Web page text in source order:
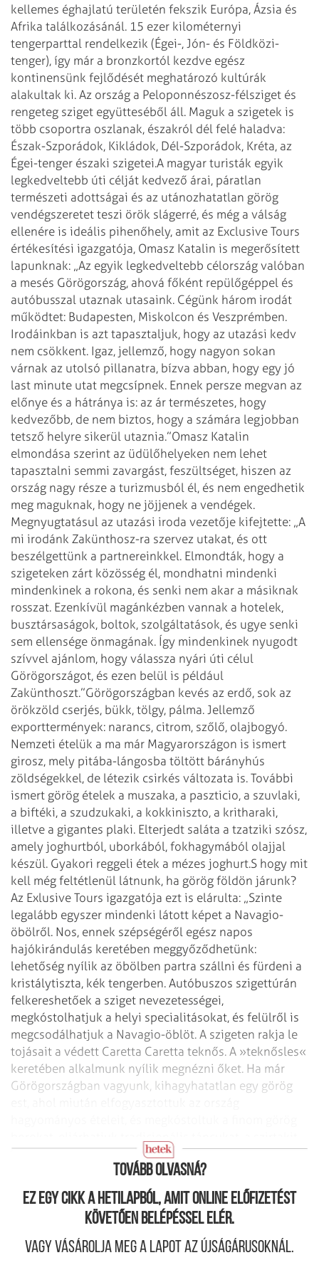
kellemes éghajlatú területén fekszik Európa, Ázsia és
Afrika találkozásánál. 15 ezer kilométernyi
tengerparttal rendelkezik (Égei-, Jón- és Földközi-
tenger), így már a bronzkortól kezdve egész
kontinensünk fejlődését meghatározó kultúrák
alakultak ki. Az ország a Peloponnészosz-félsziget és
rengeteg sziget együtteséből áll. Maguk a szigetek is
több csoportra oszlanak, északról dél felé haladva:
Észak-Szporádok, Kikládok, Dél-Szporádok, Kréta, az
Égei-tenger északi szigetei.A magyar turisták egyik
legkedveltebb úti célját kedvező árai, páratlan
természeti adottságai és az utánozhatatlan görög
vendégszeretet teszi örök slágerré, és még a válság
ellenére is ideális pihenőhely, amit az Exclusive Tours
értékesítési igazgatója, Omasz Katalin is megerősített
lapunknak: „Az egyik legkedveltebb célország valóban
a mesés Görögország, ahová főként repülő­géppel és
autóbusszal utaznak utasaink. Cégünk három irodát
működtet: Budapesten, Miskolcon és Veszprémben.
Irodáinkban is azt tapasztaljuk, hogy az utazási kedv
nem csökkent. Igaz, jellemző, hogy nagyon sokan
várnak az utolsó pillanatra, bízva abban, hogy egy jó
last minute utat megcsípnek. Ennek persze megvan az
előnye és a hátránya is: az ár természetes, hogy
kedvezőbb, de nem biztos, hogy a számára legjobban
tetsző helyre sikerül utaznia.”Omasz Katalin
elmondása szerint az üdülőhelyeken nem lehet
tapasztalni semmi zavargást, feszültséget, hiszen az
ország nagy része a turizmusból él, és nem engedhetik
meg maguknak, hogy ne jöjjenek a vendégek.
Megnyugtatásul az utazási iroda vezetője kifejtette: „A
mi irodánk Zakünthosz-ra szervez utakat, és ott
beszélgettünk a partnereinkkel. Elmondták, hogy a
szigeteken zárt közösség él, mondhatni mindenki
mindenkinek a rokona, és senki nem akar a másiknak
rosszat. Ezenkívül magánkézben vannak a hotelek,
busztársaságok, boltok, szolgáltatások, és ugye senki
sem ellensége önmagának. Így mindenkinek nyugodt
szívvel ajánlom, hogy válassza nyári úti célul
Görögországot, és ezen belül is például
Zakünthoszt.”Görögországban kevés az erdő, sok az
örökzöld cserjés, bükk, tölgy, pálma. Jellemző
exporttermények: narancs, citrom, szőlő, olajbogyó.
Nemzeti ételük a ma már Magyarországon is ismert
girosz, mely pitába-lángosba töltött bárányhús
zöldségekkel, de létezik csirkés változata is. További
ismert görög ételek a muszaka, a paszticio, a szuvlaki,
a biftéki, a szudzukaki, a kokkiniszto, a kritharaki,
illetve a gigantes plaki. Elterjedt saláta a tzatziki szósz,
amely joghurtból, uborkából, fokhagymából olajjal
készül. Gyakori reggeli étek a mézes joghurt.S hogy mit
kell még feltétlenül látnunk, ha görög földön járunk?
Az Exlusive Tours igazgatója ezt is elárulta: „Szinte
legalább egyszer mindenki látott képet a Navagio-
öbölről. Nos, ennek szépségéről egész napos
hajókirándulás keretében meggyőződhetünk:
lehetőség nyílik az öbölben partra szállni és fürdeni a
kristálytiszta, kék tengerben. Autóbuszos szigettúrán
felkereshetőek a sziget nevezetességei,
megkóstolhatjuk a helyi specialitásokat, és felülről is
megcsodálhatjuk a Navagio-öblöt. A szigeten rakja le
tojásait a védett Caretta Caretta teknős. A »teknősles«
keretében alkalmunk nyílik megnézni őket. Ha már
Görögországban vagyunk, kihagyhatatlan egy görög
is.”
Tovább olvasná?
Ez egy cikk a hetilapból, amit online előfizetést
követően belépéssel elér.
Vagy vásárolja meg a lapot az újságárusoknál.